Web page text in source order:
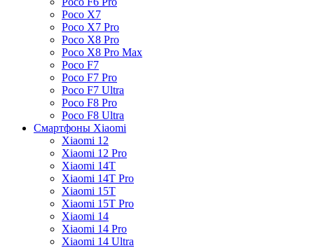
Poco X7
Poco X7 Pro
Poco X8 Pro
Poco X8 Pro Max
Poco F7
Poco F7 Pro
Poco F7 Ultra
Poco F8 Pro
Poco F8 Ultra
Смартфоны Xiaomi
Xiaomi 12
Xiaomi 12 Pro
Xiaomi 14T
Xiaomi 14T Pro
Xiaomi 15T
Xiaomi 15T Pro
Xiaomi 14
Xiaomi 14 Pro
Xiaomi 14 Ultra